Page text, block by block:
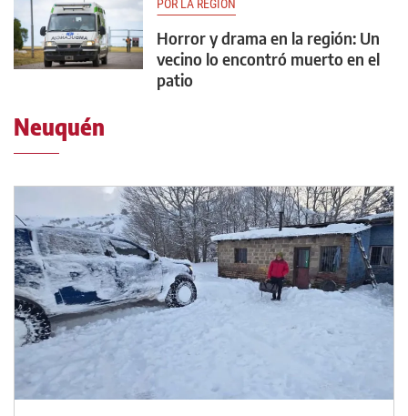
POR LA REGIÓN
Horror y drama en la región: Un
vecino lo encontró muerto en el
patio
Neuquén